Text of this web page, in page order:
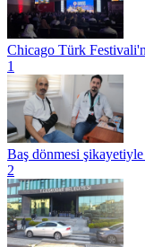
Chicago Türk
1
Baş dönmesi
2